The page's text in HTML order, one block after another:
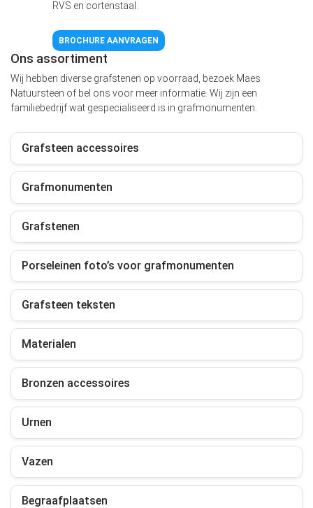
RVS en cortenstaal.
BROCHURE AANVRAGEN
Ons assortiment
Wij hebben diverse grafstenen op voorraad, bezoek Maes
Natuursteen of bel ons voor meer informatie. Wij zijn een
familiebedrijf wat gespecialiseerd is in grafmonumenten.
Grafsteen accessoires
Grafmonumenten
Grafstenen
Porseleinen foto’s voor grafmonumenten
Grafsteen teksten
Materialen
Bronzen accessoires
Urnen
Vazen
Begraafplaatsen